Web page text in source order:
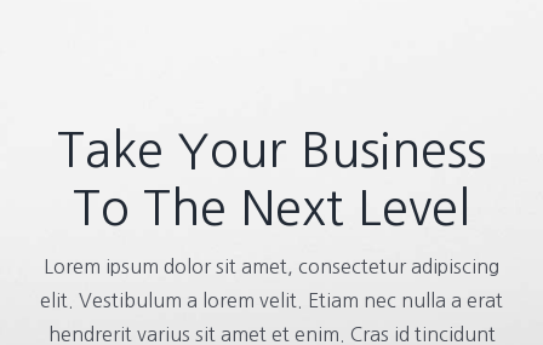
Take Your Business
To The Next Level
Lorem ipsum dolor sit amet, consectetur adipiscing
elit. Vestibulum a lorem velit. Etiam nec nulla a erat
hendrerit varius sit amet et enim. Cras id tincidunt